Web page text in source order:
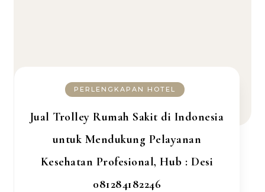
PERLENGKAPAN HOTEL
Jual Trolley Rumah Sakit di Indonesia
untuk Mendukung Pelayanan
Kesehatan Profesional, Hub : Desi
081284182246